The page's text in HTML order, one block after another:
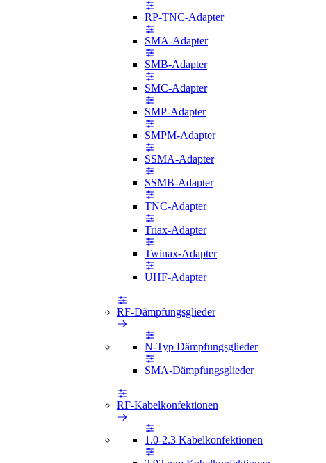
RP-TNC-Adapter
SMA-Adapter
SMB-Adapter
SMC-Adapter
SMP-Adapter
SMPM-Adapter
SSMA-Adapter
SSMB-Adapter
TNC-Adapter
Triax-Adapter
Twinax-Adapter
UHF-Adapter
RF-Dämpfungsglieder
N-Typ Dämpfungsglieder
SMA-Dämpfungsglieder
RF-Kabelkonfektionen
1.0-2.3 Kabelkonfektionen